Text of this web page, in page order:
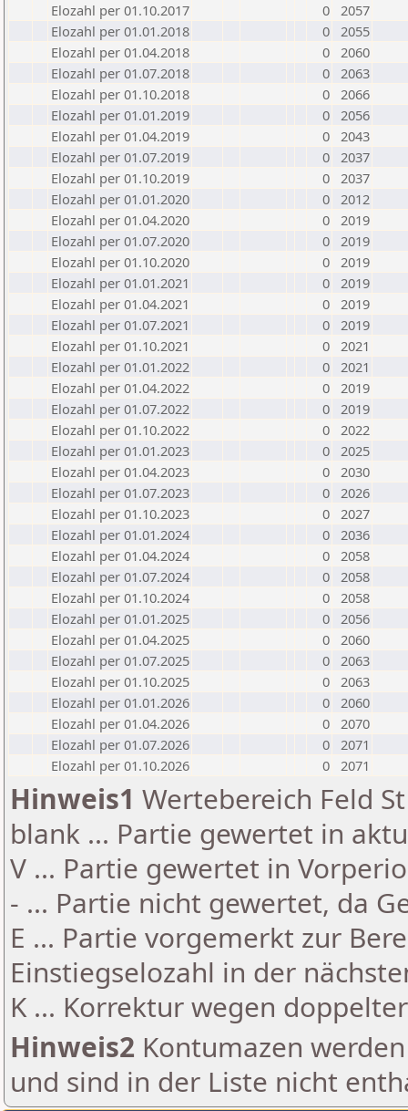
Elozahl per 01.10.2017
0 2057
Elozahl per 01.01.2018
0 2055
Elozahl per 01.04.2018
0 2060
Elozahl per 01.07.2018
0 2063
Elozahl per 01.10.2018
0 2066
Elozahl per 01.01.2019
0 2056
Elozahl per 01.04.2019
0 2043
Elozahl per 01.07.2019
0 2037
Elozahl per 01.10.2019
0 2037
Elozahl per 01.01.2020
0 2012
Elozahl per 01.04.2020
0 2019
Elozahl per 01.07.2020
0 2019
Elozahl per 01.10.2020
0 2019
Elozahl per 01.01.2021
0 2019
Elozahl per 01.04.2021
0 2019
Elozahl per 01.07.2021
0 2019
Elozahl per 01.10.2021
0 2021
Elozahl per 01.01.2022
0 2021
Elozahl per 01.04.2022
0 2019
Elozahl per 01.07.2022
0 2019
Elozahl per 01.10.2022
0 2022
Elozahl per 01.01.2023
0 2025
Elozahl per 01.04.2023
0 2030
Elozahl per 01.07.2023
0 2026
Elozahl per 01.10.2023
0 2027
Elozahl per 01.01.2024
0 2036
Elozahl per 01.04.2024
0 2058
Elozahl per 01.07.2024
0 2058
Elozahl per 01.10.2024
0 2058
Elozahl per 01.01.2025
0 2056
Elozahl per 01.04.2025
0 2060
Elozahl per 01.07.2025
0 2063
Elozahl per 01.10.2025
0 2063
Elozahl per 01.01.2026
0 2060
Elozahl per 01.04.2026
0 2070
Elozahl per 01.07.2026
0 2071
Elozahl per 01.10.2026
0 2071
Hinweis1 Wertebereich Feld
blank ... Partie gewertet in
V ... Partie gewertet in
- ... Partie nicht gewertet, da
E ... Partie vorgemerkt zur
Einstiegselozahl in der
K ... Korrektur wegen
Hinweis2 Kontumazen
und sind in der Liste nicht